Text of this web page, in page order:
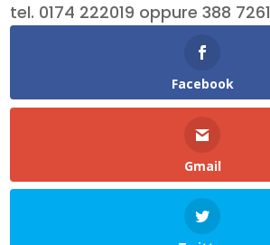
tel. 0174 222019 oppure 388 7261
Facebook
Gmail